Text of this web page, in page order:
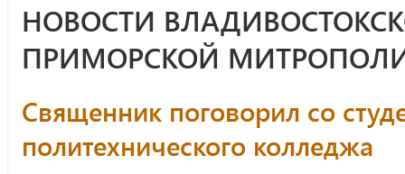
НОВОСТИ
ПРИМОРСКОЙ
Священник поговорил со
политехнического колледжа